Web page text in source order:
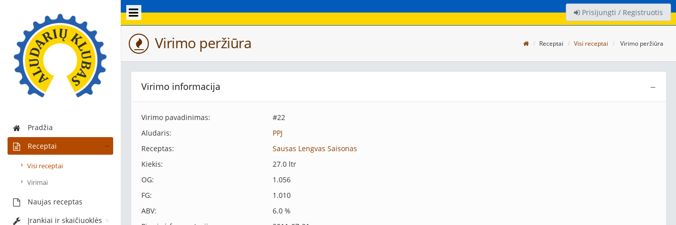
Pradžia
Receptai
Visi receptai
Virimai
Naujas receptas
Įrankiai ir skaičiuoklės
Prisijungti / Registruotis
Virimo peržiūra Receptai Visi receptai Virimo peržiūra
−
Virimo informacija
Virimo pavadinimas:
#22
Aludaris:
PPJ
Receptas:
Sausas Lengvas Saisonas
Kiekis:
27.0 ltr
OG:
1.056
FG:
1.010
ABV:
6.0 %